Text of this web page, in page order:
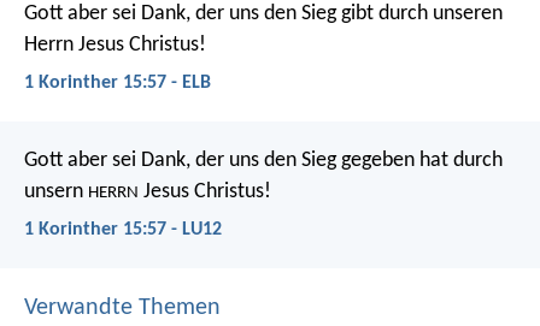
Gott aber sei Dank, der uns den Sieg gibt durch unseren
Herrn Jesus Christus!
1 Korinther 15:57 - ELB
Gott aber sei Dank, der uns den Sieg gegeben hat durch
unsern HERRN Jesus Christus!
1 Korinther 15:57 - LU12
Verwandte Themen